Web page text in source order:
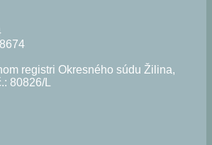
registri Okresného súdu Žilina,
80826/L